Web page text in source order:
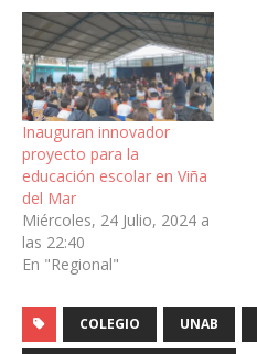
Inauguran innovador
proyecto para la
educación escolar en Viña
del Mar
Miércoles, 24 Julio, 2024 a
las 22:40
En "Regional"
COLEGIO UNAB